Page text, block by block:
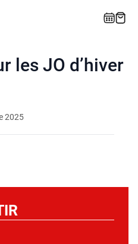
les JO d’hiver
2025